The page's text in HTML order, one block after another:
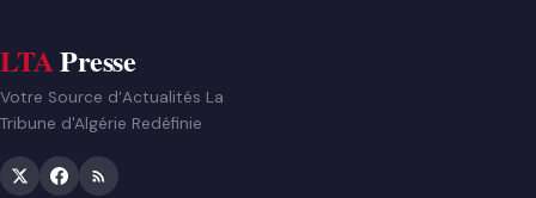
LTAPresse
Votre Source d’Actualités La
Tribune d'Algérie Redéfinie